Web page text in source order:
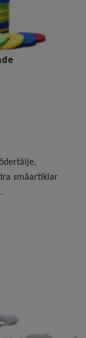
småartiklar